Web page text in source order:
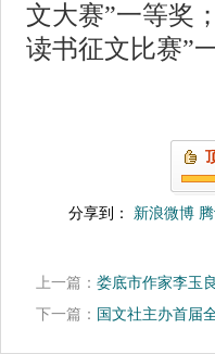
文大赛”一等奖
读书征文比赛”
分享到： 新浪微博
上一篇： 娄底市作家李玉
下一篇： 国文社主办首届